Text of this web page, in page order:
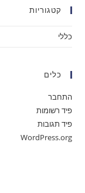
קטגוריות
כללי
כלים
התחבר
פיד רשומות
פיד תגובות
WordPress.org